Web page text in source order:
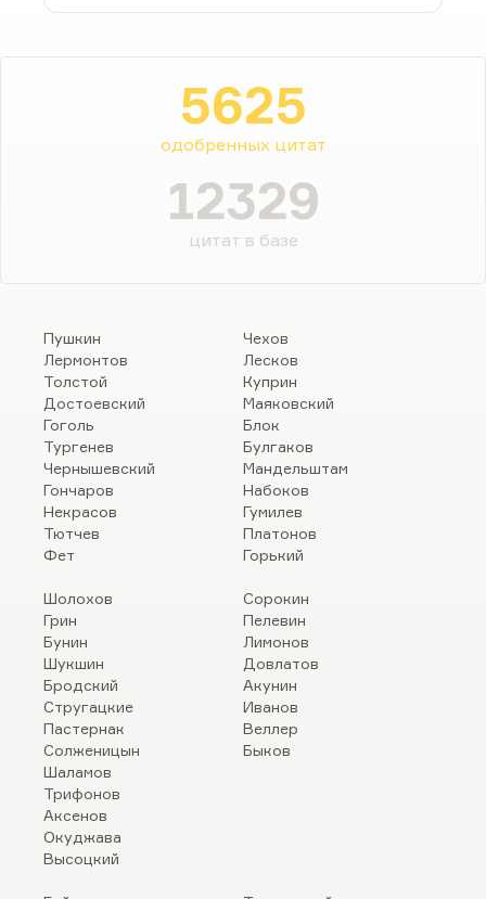
5625
одобренных цитат
12329
цитат в базе
Пушкин
Лермонтов
Толстой
Достоевский
Гоголь
Тургенев
Чернышевский
Гончаров
Некрасов
Тютчев
Фет
Чехов
Лесков
Куприн
Маяковский
Блок
Булгаков
Мандельштам
Набоков
Гумилев
Платонов
Горький
Шолохов
Грин
Бунин
Шукшин
Бродский
Стругацкие
Пастернак
Солженицын
Шаламов
Трифонов
Аксенов
Окуджава
Высоцкий
Сорокин
Пелевин
Лимонов
Довлатов
Акунин
Иванов
Веллер
Быков